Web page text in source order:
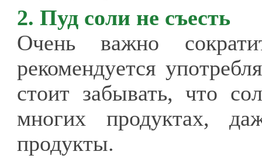
2. Пуд соли не съесть
Очень важно
рекомендуется
стоит забывать, что
многих продуктах,
продукты.